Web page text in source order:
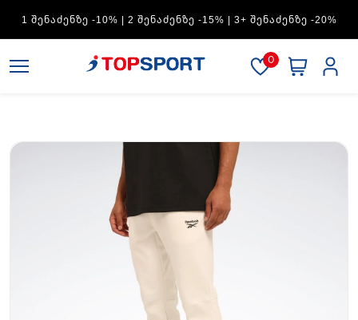
ᲨᲔᲜᲐᲫᲔᲜᲖᲔ -30%
0